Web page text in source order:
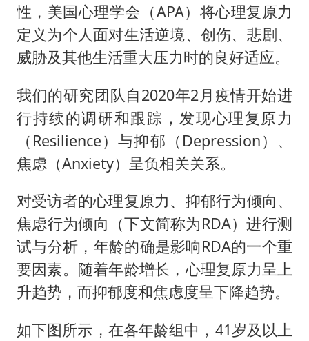
性，美国心理学会（APA）将心理复原力
定义为个人面对生活逆境、创伤、悲剧、
威胁及其他生活重大压力时的良好适应。
我们的研究团队自2020年2月疫情开始进
行持续的调研和跟踪，发现心理复原力
（Resilience）与抑郁（Depression）、
焦虑（Anxiety）呈负相关关系。
对受访者的心理复原力、抑郁行为倾向、
焦虑行为倾向（下文简称为RDA）进行测
试与分析，年龄的确是影响RDA的一个重
要因素。随着年龄增长，心理复原力呈上
升趋势，而抑郁度和焦虑度呈下降趋势。
如下图所示，在各年龄组中，41岁及以上